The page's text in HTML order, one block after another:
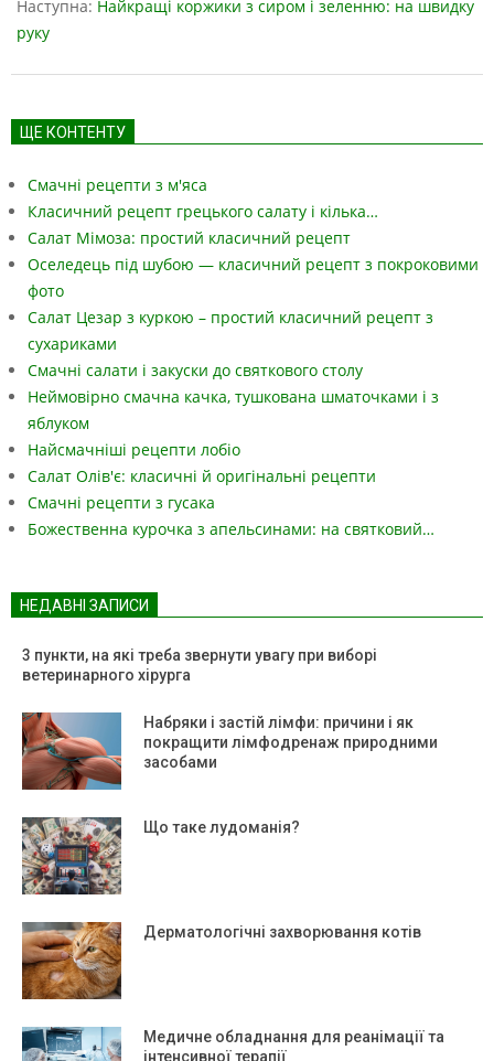
Наступна: Найкращі коржики з сиром і зеленню: на швидку
руку
ЩЕ КОНТЕНТУ
Смачні рецепти з м'яса
Класичний рецепт грецького салату і кілька…
Салат Мімоза: простий класичний рецепт
Оселедець під шубою — класичний рецепт з покроковими
фото
Салат Цезар з куркою – простий класичний рецепт з
сухариками
Смачні салати і закуски до святкового столу
Неймовірно смачна качка, тушкована шматочками і з
яблуком
Найсмачніші рецепти лобіо
Салат Олів'є: класичні й оригінальні рецепти
Смачні рецепти з гусака
Божественна курочка з апельсинами: на святковий…
НЕДАВНІ ЗАПИСИ
3 пункти, на які треба звернути увагу при виборі
ветеринарного хірурга
Набряки і застій лімфи: причини і як
покращити лімфодренаж природними
засобами
Що таке лудоманія?
Дерматологічні захворювання котів
Медичне обладнання для реанімації та
інтенсивної терапії